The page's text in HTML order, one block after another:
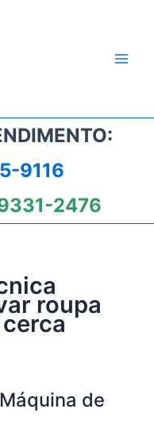
9116
2476
roupa
de